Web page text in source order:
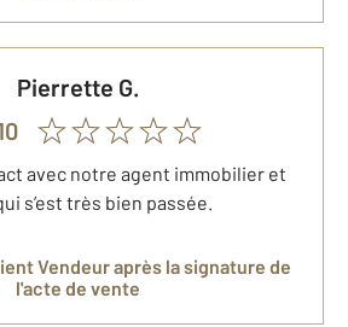
Pierrette G.
avec notre agent immobilier et
s’est très bien passée.
Vendeuraprès la signature de
l'acte de vente